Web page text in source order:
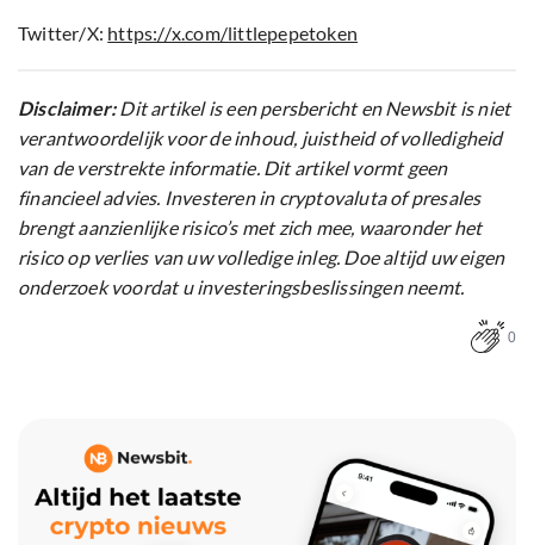
Twitter/X: https://x.com/littlepepetoken
Disclaimer:Dit artikel is een persbericht en Newsbit is niet
verantwoordelijk voor de inhoud, juistheid of volledigheid
van de verstrekte informatie. Dit artikel vormt geen
financieel advies. Investeren in cryptovaluta of presales
brengt aanzienlijke risico’s met zich mee, waaronder het
risico op verlies van uw volledige inleg. Doe altijd uw eigen
onderzoek voordat u investeringsbeslissingen neemt.
0